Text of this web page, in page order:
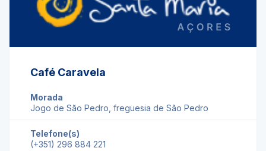
Café Caravela
Morada
Jogo de São Pedro, freguesia de São Pedro
Telefone(s)
(+351) 296 884 221